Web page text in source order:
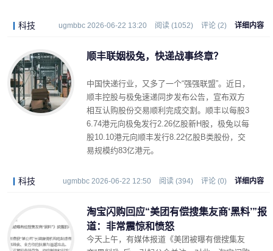
科技 ugmbbc 2026-06-22 13:20 阅读 (1052) 评论 (2) 详细内容
顺丰联姻极兔，快递战事终章？
中国快递行业，又多了一个“强强联盟”。近日，
顺丰控股与极兔速递同步发布公告，宣布双方
相互认购股份交易顺利完成交割。顺丰以每股3
6.74港元向极兔发行2.26亿股新H股，极兔以每
股10.10港元向顺丰发行8.22亿股B类股份，交
易规模约83亿港元。
科技 ugmbbc 2026-06-22 12:50 阅读 (394) 评论 (0) 详细内容
淘宝闪购回应“美团有偿搜集友商‘黑料’”报
道：非常震惊和愤怒
今天上午，有媒体报道《美团被曝有偿搜集友